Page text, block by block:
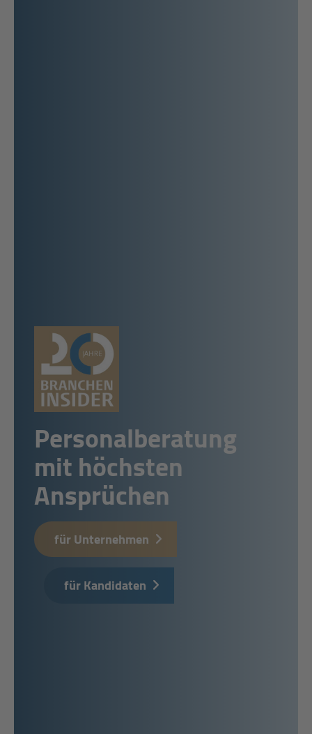
Personalberatung
mit höchsten
Ansprüchen
für Unternehmen
für Kandidaten